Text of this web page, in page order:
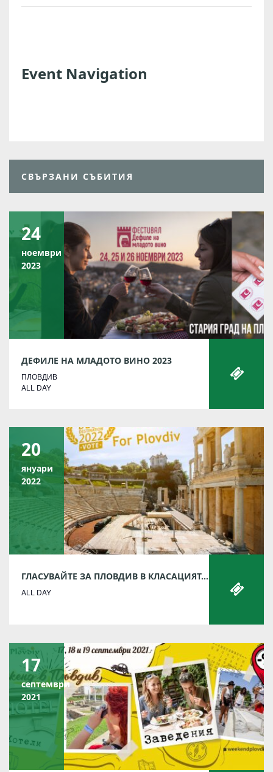
Event Navigation
СВЪРЗАНИ СЪБИТИЯ
24
ноември
2023
ДЕФИЛЕ НА МЛАДОТО ВИНО 2023
ПЛОВДИВ
ALL DAY
20
януари
2022
ГЛАСУВАЙТЕ ЗА ПЛОВДИВ В КЛАСАЦИЯТА „НАЙ-ДОБРА ЕВРОПЕЙСКА ДЕСТИНАЦИЯ“ ЗА 2022 Г.
ALL DAY
17
септември
2021